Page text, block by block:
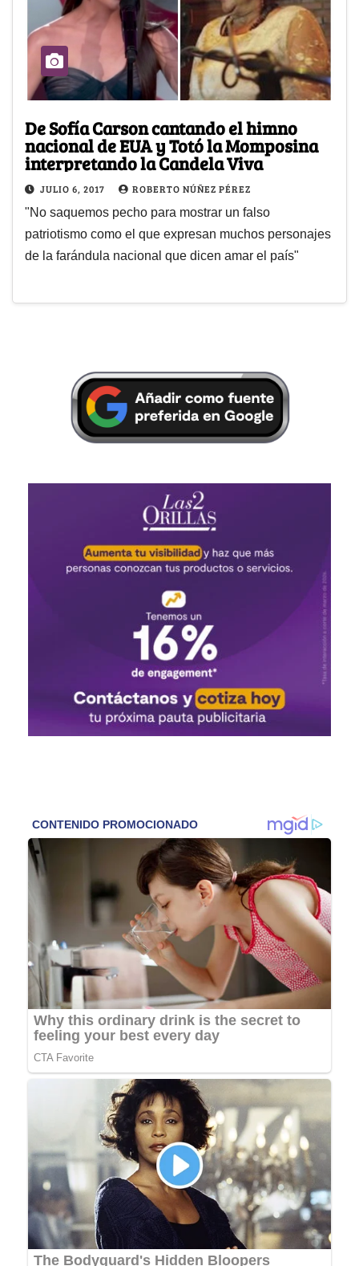
De Sofía Carson cantando el himno
nacional de EUA y Totó la Momposina
interpretando la Candela Viva
JULIO 6, 2017 ROBERTO NÚÑEZ PÉREZ
"No saquemos pecho para mostrar un falso
patriotismo como el que expresan muchos personajes
de la farándula nacional que dicen amar el país"